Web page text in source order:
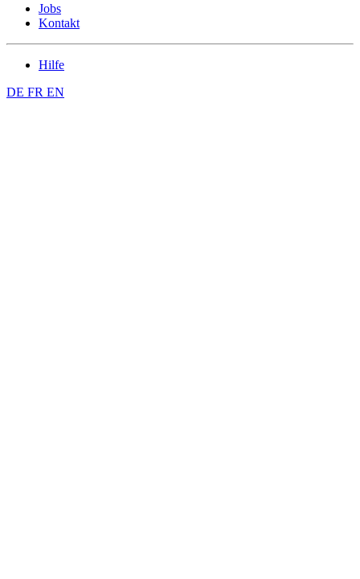
Jobs
Kontakt
Hilfe
DE FR EN